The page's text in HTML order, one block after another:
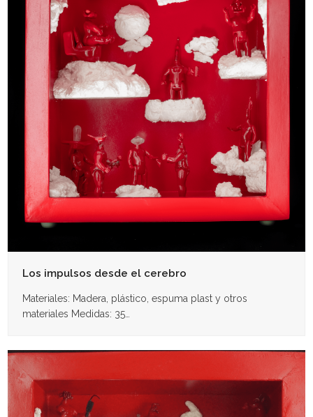
Los impulsos desde el cerebro
Materiales: Madera, plástico, espuma plast y otros
materiales Medidas: 35…